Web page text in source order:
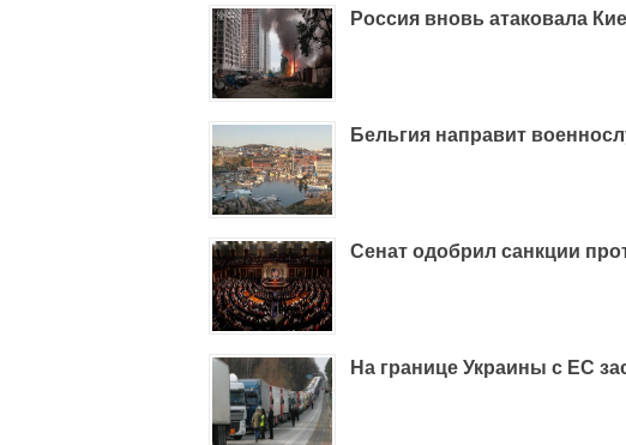
Россия вновь атаковала
Бельгия направит
Сенат одобрил санкции
На границе Украины с ЕС